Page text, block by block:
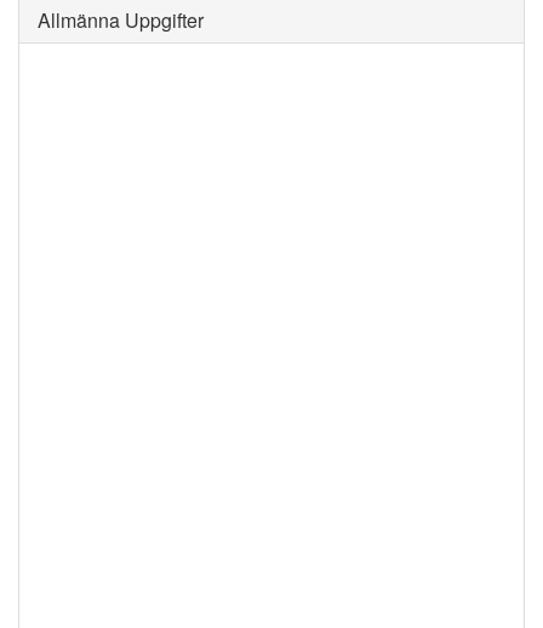
Allmänna Uppgifter